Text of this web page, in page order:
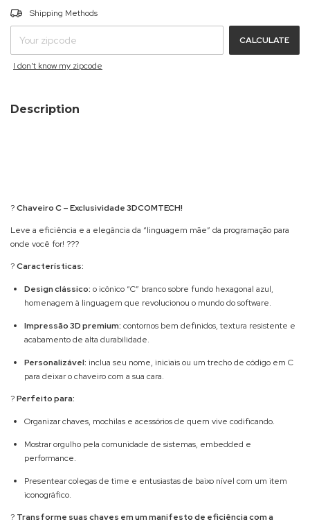
Shipping for zipcode:
Shipping Methods
CALCULATE
I don't know my zipcode
Description
?Chaveiro C – Exclusividade 3DCOMTECH!
Leve a eficiência e a elegância da “linguagem mãe” da programação para
onde você for! ??‍?
?Características:
Design clássico: o icônico “C” branco sobre fundo hexagonal azul,
homenagem à linguagem que revolucionou o mundo do software.
Impressão 3D premium: contornos bem definidos, textura resistente e
acabamento de alta durabilidade.
Personalizável: inclua seu nome, iniciais ou um trecho de código em C
para deixar o chaveiro com a sua cara.
?Perfeito para:
Organizar chaves, mochilas e acessórios de quem vive codificando.
Mostrar orgulho pela comunidade de sistemas, embedded e
performance.
Presentear colegas de time e entusiastas de baixo nível com um item
iconográfico.
? Transforme suas chaves em um manifesto de eficiência com a